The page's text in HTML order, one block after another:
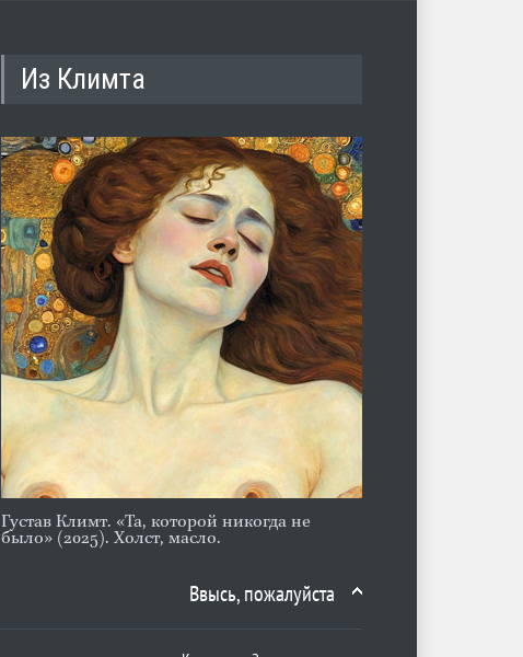
Из Климта
Густав Климт. «Та, которой никогда не
было» (2025). Холст, масло.
Ввысь, пожалуйста